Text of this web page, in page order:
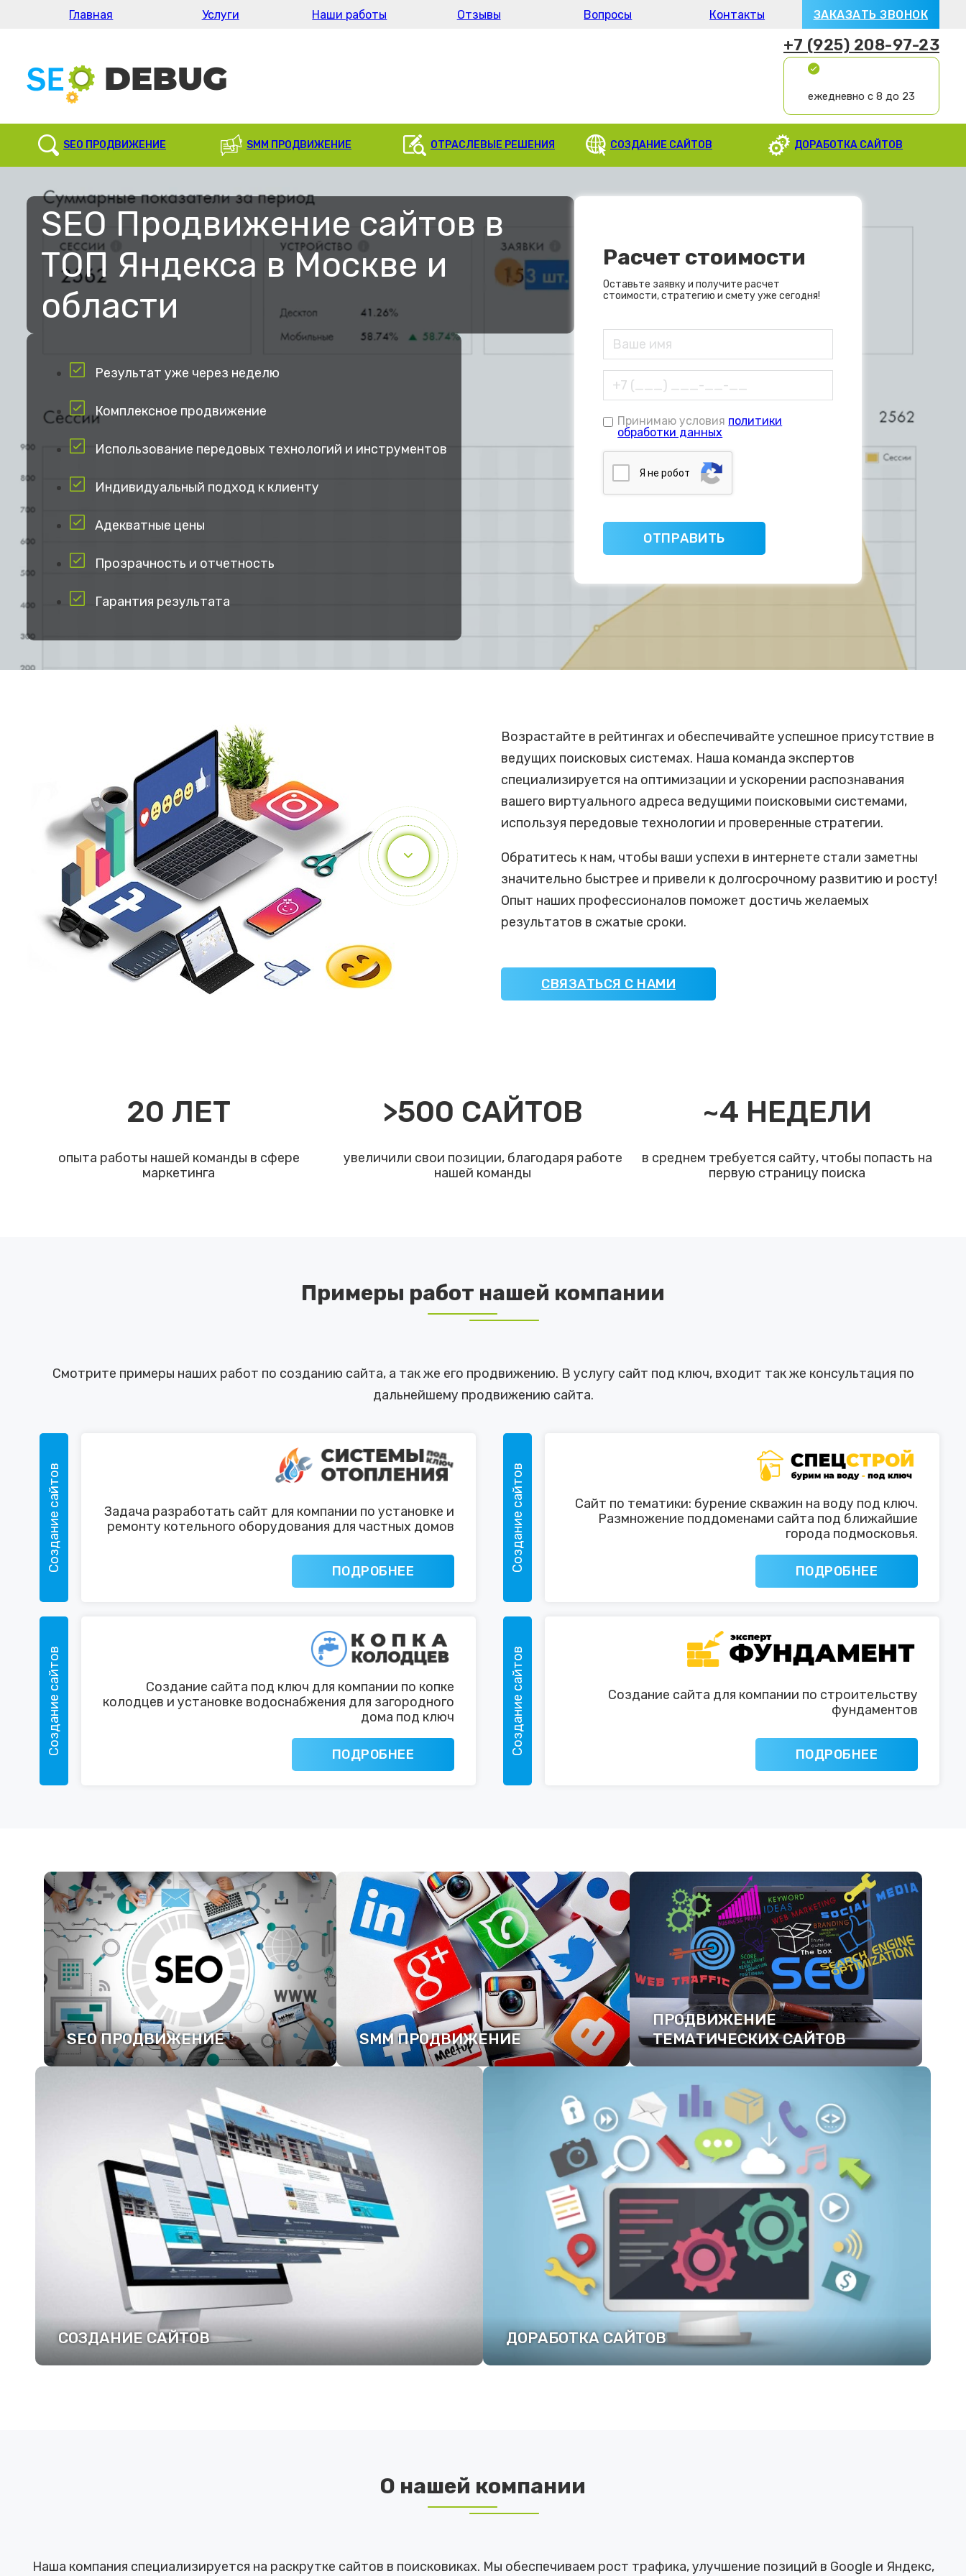
Главная Услуги Наши работы Отзывы Вопросы Контакты ЗАКАЗАТЬ ЗВОНОК
+7 (925) 208-97-23
ежедневно с 8 до 23
SEO ПРОДВИЖЕНИЕ SMM ПРОДВИЖЕНИЕ ОТРАСЛЕВЫЕ РЕШЕНИЯ СОЗДАНИЕ САЙТОВ ДОРАБОТКА САЙТОВ
SEO Продвижение сайтов в
ТОП Яндекса в Москве и
области
Результат уже через неделю
Комплексное продвижение
Использование передовых технологий и инструментов
Индивидуальный подход к клиенту
Адекватные цены
Прозрачность и отчетность
Гарантия результата
Расчет стоимости
Оставьте заявку и получите расчет
стоимости, стратегию и смету уже сегодня!
Принимаю условия политики
обработки данных
Я нe poбoт
Возрастайте в рейтингах и обеспечивайте успешное присутствие в
ведущих поисковых системах. Наша команда экспертов
специализируется на оптимизации и ускорении распознавания
вашего виртуального адреса ведущими поисковыми системами,
используя передовые технологии и проверенные стратегии.
Обратитесь к нам, чтобы ваши успехи в интернете стали заметны
значительно быстрее и привели к долгосрочному развитию и росту!
Опыт наших профессионалов поможет достичь желаемых
результатов в сжатые сроки.
СВЯЗАТЬСЯ С НАМИ
20 ЛЕТ
опыта работы нашей команды в сфере
маркетинга
>500 САЙТОВ
увеличили свои позиции, благодаря работе
нашей команды
~4 НЕДЕЛИ
в среднем требуется сайту, чтобы попасть на
первую страницу поиска
Примеры работ нашей компании
Смотрите примеры наших работ по созданию сайта, а так же его продвижению. В услугу сайт под ключ, входит так же консультация по
дальнейшему продвижению сайта.
Создание сайтов
Задача разработать сайт для компании по установке и
ремонту котельного оборудования для частных домов
ПОДРОБНЕЕ Создание сайтов
Сайт по тематики: бурение скважин на воду под ключ.
Размножение поддоменами сайта под ближайшие
города подмосковья.
ПОДРОБНЕЕ
Создание сайтов
Создание сайта под ключ для компании по копке
колодцев и установке водоснабжения для загородного
дома под ключ
ПОДРОБНЕЕ Создание сайтов
Создание сайта для компании по строительству
фундаментов
ПОДРОБНЕЕ
SEO ПРОДВИЖЕНИЕ SMM ПРОДВИЖЕНИЕ
ПРОДВИЖЕНИЕ
ТЕМАТИЧЕСКИХ САЙТОВ
ПОДРОБНЕЕ
СОЗДАНИЕ САЙТОВ ДОРАБОТКА САЙТОВ
О нашей компании
Наша компания специализируется на раскрутке сайтов в поисковиках. Мы обеспечиваем рост трафика, улучшение позиций в Google и Яндекс,